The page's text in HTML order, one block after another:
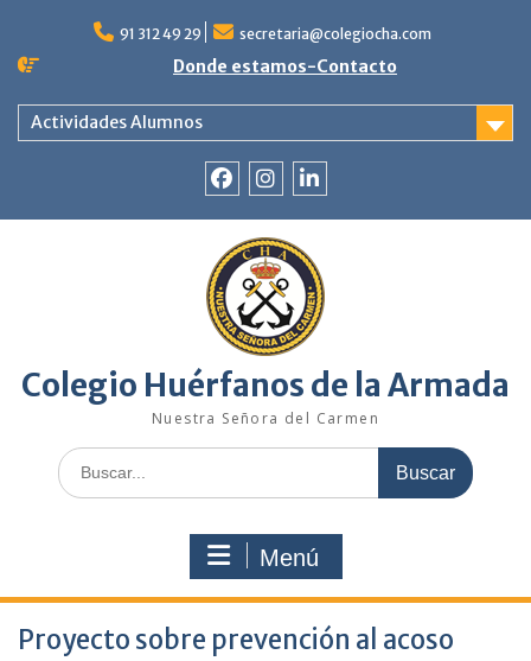
contenido
91 312 49 29 secretaria@colegiocha.com
Donde estamos-Contacto
Actividades Alumnos
Colegio Huérfanos de la Armada
Nuestra Señora del Carmen
Buscar:
Menú
Proyecto sobre prevención al acoso